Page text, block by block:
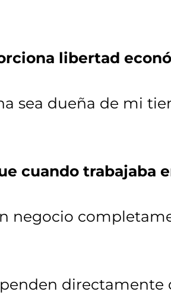
libertad
sea dueña de mi
cuando trabajaba
negocio